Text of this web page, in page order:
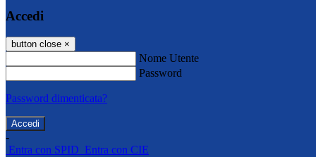
Accedi
button close ×
Nome Utente
Password
Password dimenticata?
-
Entra con SPID Entra con CIE